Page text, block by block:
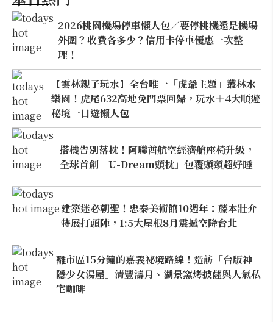
2026桃園機場停車懶人包／要停桃機還是機場
外圍？收費各多少？信用卡停車優惠一次整
理！
【雲林親子玩水】全台唯一「虎爺主題」叢林水
樂園！虎尾632高地免門票回歸，玩水＋4大順遊
秘境一日遊懶人包
搭機告別落枕！阿聯酋航空經濟艙座椅升級，
全球首創「U-Dream頭枕」包覆頭頸超好睡
建築迷必朝聖！忠泰美術館10週年：藤本壯介
特展打頭陣，1:5大屋根8月震撼空降台北
離市區15分鐘的嘉義祕境路線！造訪「台版神
隱少女湯屋」清豐濤月、湖景窯烤披薩與人氣私
宅咖啡